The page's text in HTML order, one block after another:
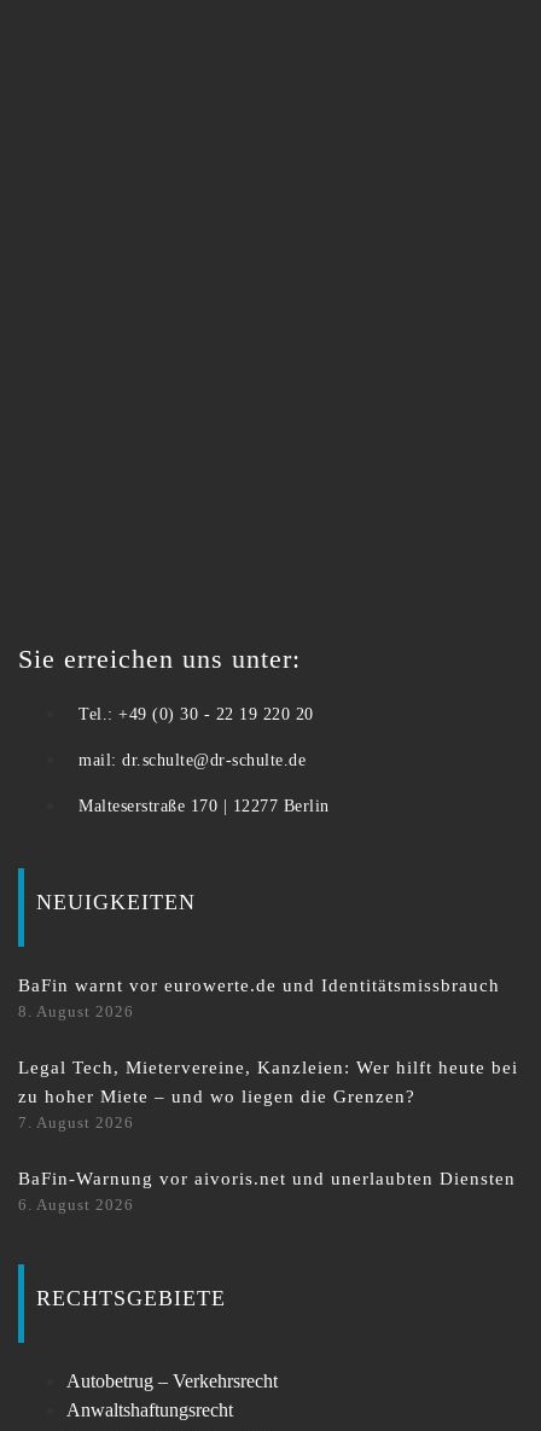
Sie erreichen uns unter:
Tel.: +49 (0) 30 - 22 19 220 20
mail: dr.schulte@dr-schulte.de
Malteserstraße 170 | 12277 Berlin
NEUIGKEITEN
BaFin warnt vor eurowerte.de und Identitätsmissbrauch
8. August 2026
Legal Tech, Mietervereine, Kanzleien: Wer hilft heute bei
zu hoher Miete – und wo liegen die Grenzen?
7. August 2026
BaFin-Warnung vor aivoris.net und unerlaubten Diensten
6. August 2026
RECHTSGEBIETE
Autobetrug – Verkehrsrecht
Anwaltshaftungsrecht